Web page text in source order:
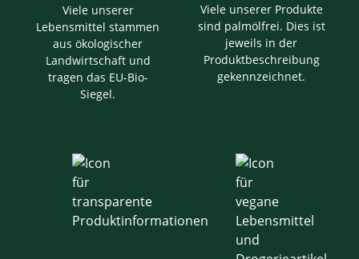
Viele unserer
Lebensmittel stammen
aus ökologischer
Landwirtschaft und
tragen das EU-Bio-
Siegel.
Viele unserer Produkte
sind palmölfrei. Dies ist
jeweils in der
Produktbeschreibung
gekennzeichnet.